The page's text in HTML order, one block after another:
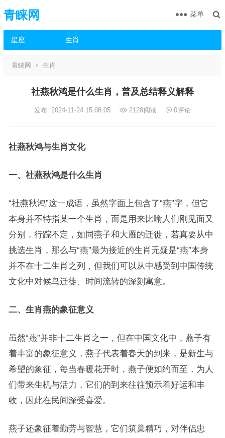
青睐网
星座 生肖
菜单
青睐网 生肖
社燕秋鸿是什么生肖，普及总结释义解释
发布: 2024-11-24 15:08:05 2128阅读 0评论
社燕秋鸿与生肖文化
一、社燕秋鸿是什么生肖
“社燕秋鸿”这一成语，虽然字面上包含了“燕”字，但它
本身并不特指某一个生肖，而是用来比喻人们刚见面又
分别，行踪不定，如同燕子和大雁的迁徙，若真要从中
挑选生肖，那么与“燕”最为接近的生肖无疑是“燕”本身
并不在十二生肖之列，但我们可以从中感受到中国传统
文化中对候鸟迁徙、时间流转的深刻寓意。
二、生肖燕的象征意义
虽然“燕”并非十二生肖之一，但在中国文化中，燕子有
着丰富的象征意义，燕子代表着春天的到来，是新生与
希望的象征，每当春暖花开时，燕子便如约而至，为人
们带来生机与活力，它们的到来往往预示着好运和丰
收，因此在民间深受喜爱。
燕子还象征着勤劳与智慧，它们筑巢精巧，对伴侣忠